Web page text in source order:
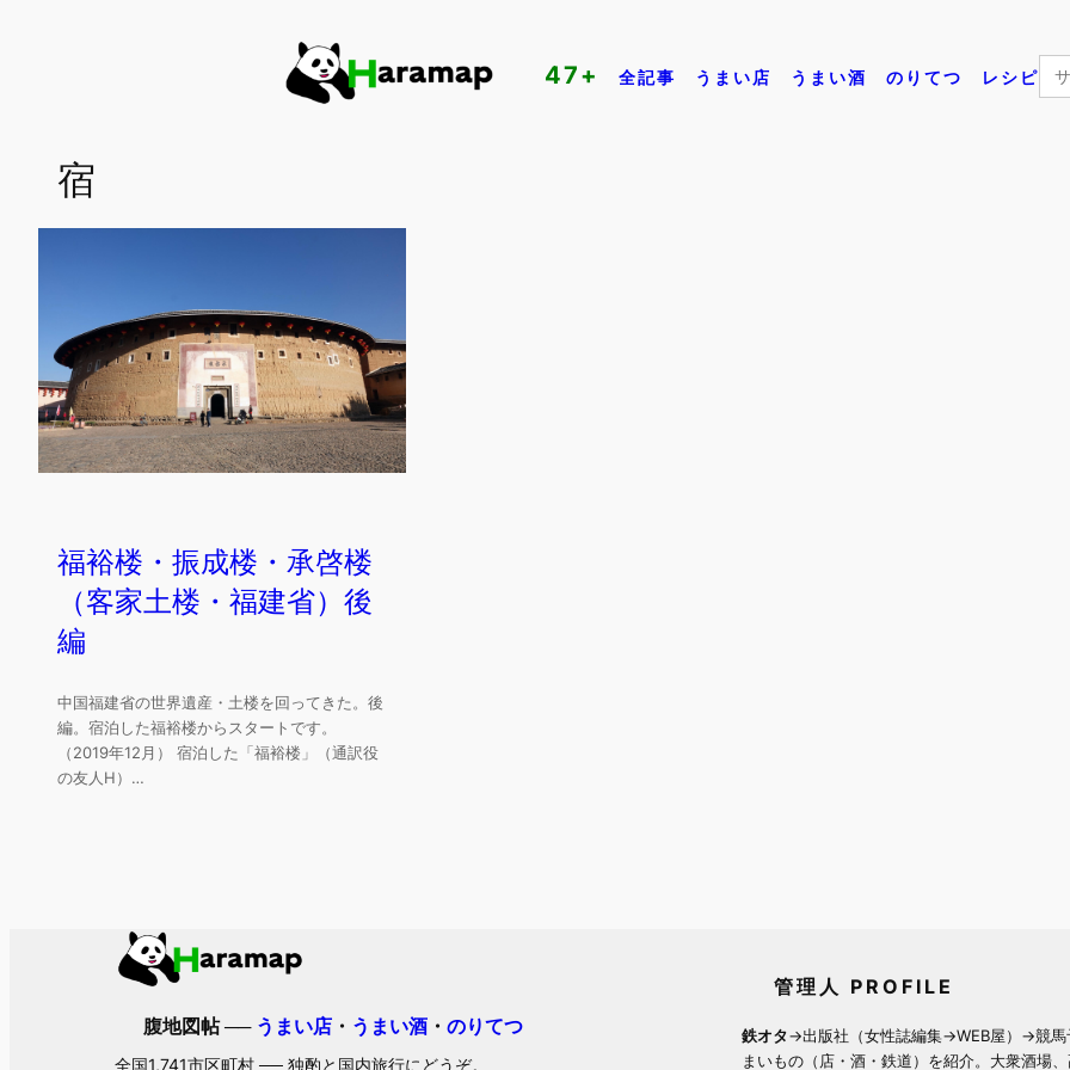
47+ 全記事 うまい店 うまい酒 のりてつ レシピ for:
宿
福裕楼・振成楼・承啓楼
（客家土楼・福建省）後
編
中国福建省の世界遺産・土楼を回ってきた。後
編。宿泊した福裕楼からスタートです。
（2019年12月） 宿泊した「福裕楼」（通訳役
の友人H）…
腹地図帖 ── うまい店 ・ うまい酒 ・ のりてつ
全国1,741市区町村 ── 独酌と国内旅行にどうぞ。
管理人 PROFILE
鉄オタ→出版社（女性誌編集→WEB屋）→競馬
まいもの（店・酒・鉄道）を紹介。大衆酒場